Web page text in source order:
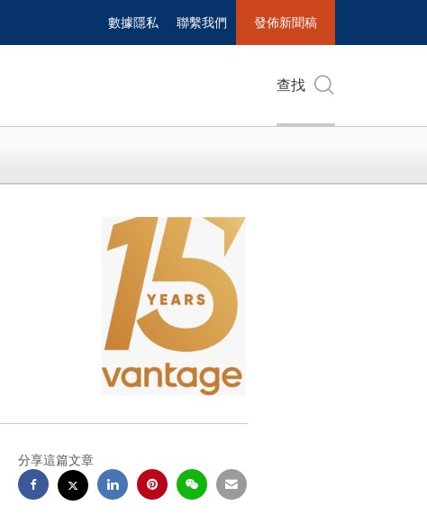
數據隱私 聯繫我們 發佈新聞稿
查找
分享這篇文章